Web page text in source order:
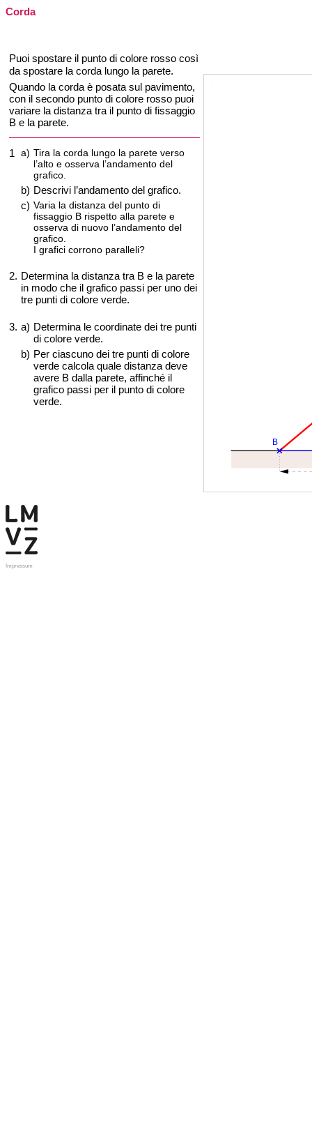
Corda
Puoi spostare il punto di colore rosso così
da spostare la corda lungo la parete.
Quando la corda è posata sul pavimento,
con il secondo punto di colore rosso puoi
variare la distanza tra il punto di fissaggio
B e la parete.
1 a) Tira la corda lungo la parete verso
l’alto e osserva l’andamento del
grafico.
b) Descrivi l’andamento del grafico.
c) Varia la distanza del punto di
fissaggio B rispetto alla parete e
osserva di nuovo l’andamento del
grafico.
I grafici corrono paralleli?
2. Determina la distanza tra B e la parete
in modo che il grafico passi per uno dei
tre punti di colore verde.
3. a) Determina le coordinate dei tre punti
di colore verde.
b) Per ciascuno dei tre punti di colore
verde calcola quale distanza deve
avere B dalla parete, affinché il
grafico passi per il punto di colore
verde.
Impressum